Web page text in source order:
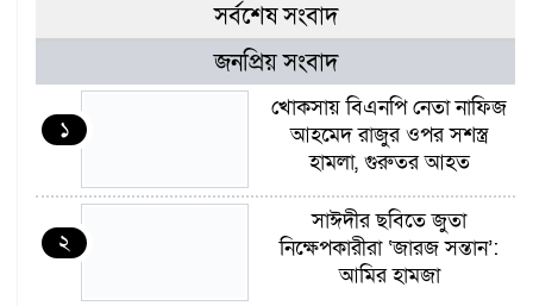
সর্বশেষ সংবাদ
জনপ্রিয় সংবাদ
১
খোকসায় বিএনপি নেতা নাফিজ
আহমেদ রাজুর ওপর সশস্ত্র
হামলা, গুরুতর আহত
২
সাঈদীর ছবিতে জুতা
নিক্ষেপকারীরা ‘জারজ সন্তান’:
আমির হামজা